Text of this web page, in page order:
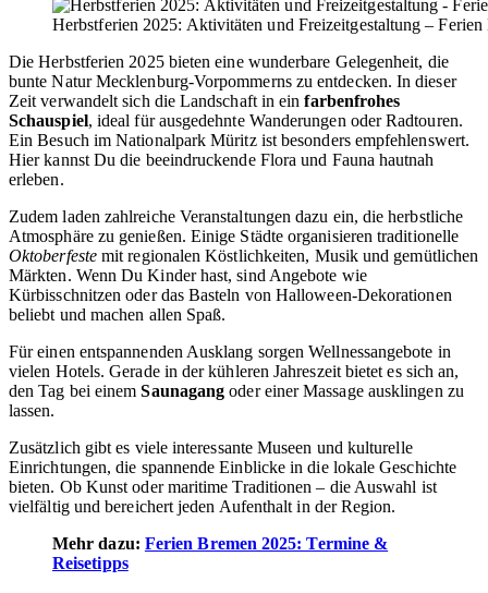
Herbstferien 2025: Aktivitäten und Freizeitgestaltung –
Die Herbstferien 2025 bieten eine wunderbare Gelegenheit, die
bunte Natur Mecklenburg-Vorpommerns zu entdecken. In dieser
Zeit verwandelt sich die Landschaft in einfarbenfrohes
Schauspiel, ideal für ausgedehnte Wanderungen oder Radtouren.
Ein Besuch im Nationalpark Müritz ist besonders empfehlenswert.
Hier kannst Du die beeindruckende Flora und Fauna hautnah
erleben.
Zudem laden zahlreiche Veranstaltungen dazu ein, die herbstliche
Atmosphäre zu genießen. Einige Städte organisieren traditionelle
Oktoberfestemit regionalen Köstlichkeiten, Musik und gemütlichen
Märkten. Wenn Du Kinder hast, sind Angebote wie
Kürbisschnitzen oder das Basteln von Halloween-Dekorationen
beliebt und machen allen Spaß.
Für einen entspannenden Ausklang sorgen Wellnessangebote in
vielen Hotels. Gerade in der kühleren Jahreszeit bietet es sich an,
den Tag bei einemSaunagang oder einer Massage ausklingen zu
lassen.
Zusätzlich gibt es viele interessante Museen und kulturelle
Einrichtungen, die spannende Einblicke in die lokale Geschichte
bieten. Ob Kunst oder maritime Traditionen – die Auswahl ist
vielfältig und bereichert jeden Aufenthalt in der Region.
Mehr dazu: Ferien Bremen 2025: Termine &
Reisetipps